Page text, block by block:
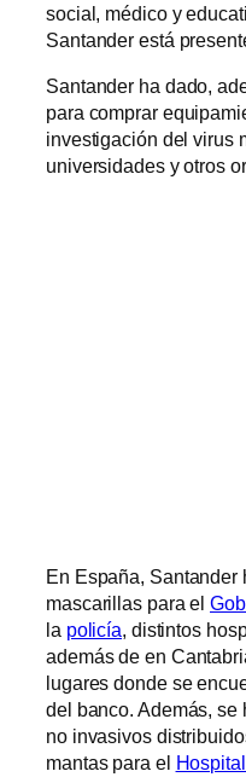
social, médico y
Santander está
Santander ha dado,
para comprar
investigación del virus
universidades y otros
En España,
mascarillas para el
la policía, distintos
además de en
lugares donde se
del banco. Además,
no invasivos
mantas para el